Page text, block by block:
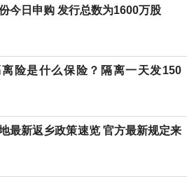
今日申购 发行总数为1600万股
险是什么保险？隔离一天发150
最新返乡政策速览 官方最新规定来